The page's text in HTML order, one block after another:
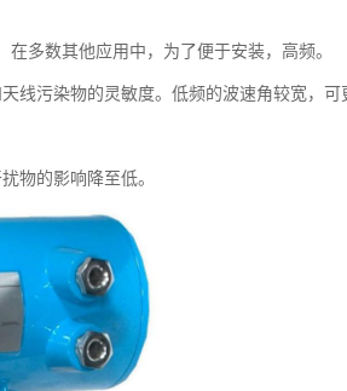
多数其他应用中，为了便于安装，高频。
线污染物的灵敏度。低频的波速角较宽，
物的影响降至低。